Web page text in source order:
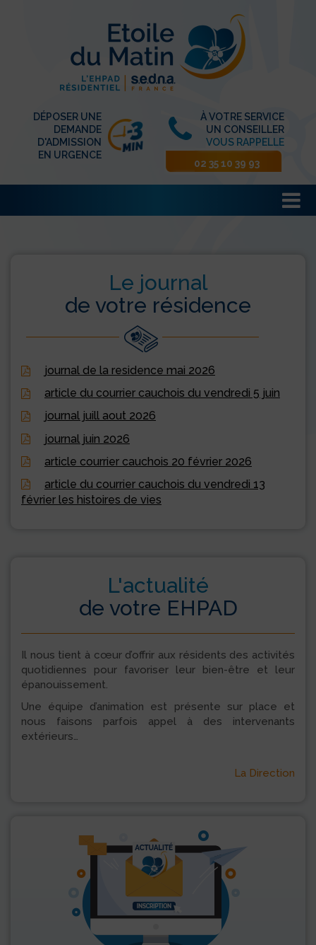
DÉPOSER UNE
DEMANDE
D'ADMISSION
EN URGENCE
À VOTRE SERVICE
UN CONSEILLER
VOUS RAPPELLE
02 35 10 39 93
Le journal
de votre résidence
journal de la residence mai 2026
article du courrier cauchois du vendredi 5 juin
journal juill aout 2026
journal juin 2026
article courrier cauchois 20 février 2026
article du courrier cauchois du vendredi 13
février les histoires de vies
L'actualité
de votre EHPAD
Il nous tient à cœur d’offrir aux résidents des activités
quotidiennes pour favoriser leur bien-être et leur
épanouissement.
Une équipe d’animation est présente sur place et
nous faisons parfois appel à des intervenants
extérieurs…
La Direction